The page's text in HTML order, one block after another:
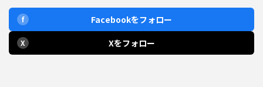
f Facebookをフォロー
X Xをフォロー